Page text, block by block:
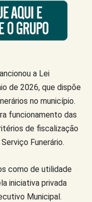
a Lei
de 2026, que dispõe
no município.
funcionamento das
de fiscalização
Funerário.
como de utilidade
iniciativa privada
Municipal.